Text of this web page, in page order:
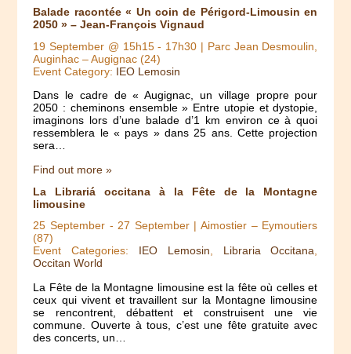
Balade racontée « Un coin de Périgord-Limousin en
2050 » – Jean-François Vignaud
19 September @ 15h15- 17h30 | Parc Jean Desmoulin,
Auginhac – Augignac (24)
Event Category: IEO Lemosin
Dans le cadre de « Augignac, un village propre pour
2050 : cheminons ensemble » Entre utopie et dystopie,
imaginons lors d’une balade d’1 km environ ce à quoi
ressemblera le « pays » dans 25 ans. Cette projection
sera…
Find out more »
La Librariá occitana à la Fête de la Montagne
limousine
25 September -27 September| Aimostier – Eymoutiers
(87)
Event Categories: IEO Lemosin, Libraria Occitana,
Occitan World
La Fête de la Montagne limousine est la fête où celles et
ceux qui vivent et travaillent sur la Montagne limousine
se rencontrent, débattent et construisent une vie
commune. Ouverte à tous, c’est une fête gratuite avec
des concerts, un…